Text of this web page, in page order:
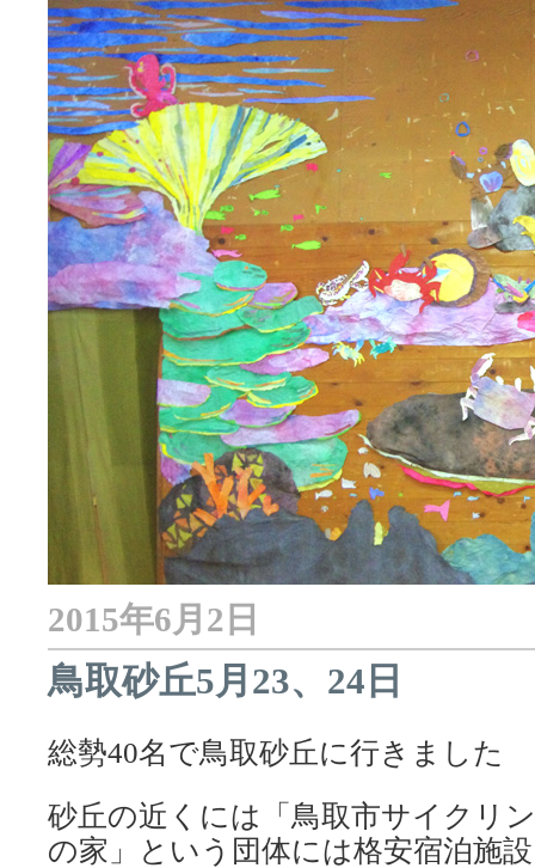
2015年6月2日
鳥取砂丘5月23、24日
総勢40名で鳥取砂丘に行きました
砂丘の近くには「鳥取市サイクリ
の家」という団体には格安宿泊施